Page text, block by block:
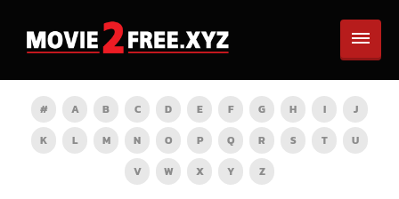
# A B C D E F G H I
J
K
L M N O P Q R S T
U
V
W X Y Z